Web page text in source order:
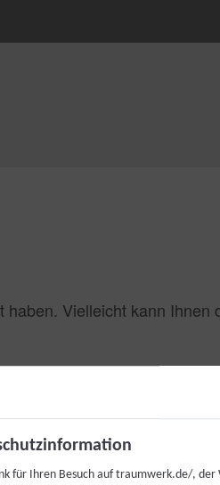
Vielleicht kann Ihnen
für Ihren Besuch auf traumwerk.de/, der